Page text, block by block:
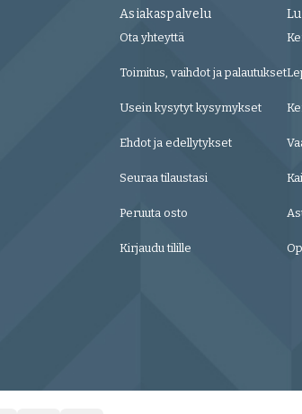
Asiakaspalvelu
Ota yhteyttä
Toimitus, vaihdot ja palautukset
Usein kysytyt kysymykset
Ehdot ja edellytykset
Seuraa tilaustasi
Peruuta osto
Kirjaudu tilille